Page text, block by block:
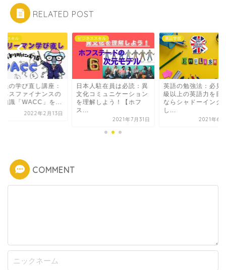
RELATED POST
ススキル
員の学び直し講座：
ネスファイナンスの
知識「WACC」を...
2022年2月13日
ビジネススキル
日本人駐在員は必読：異
文化コミュニケーション
を理解しよう！【ホフ
ス...
2021年7月31日
英語学習
英語の勉強法：必見
級以上の英語力を目
ならシャドーイング
し...
2021年6
COMMENT